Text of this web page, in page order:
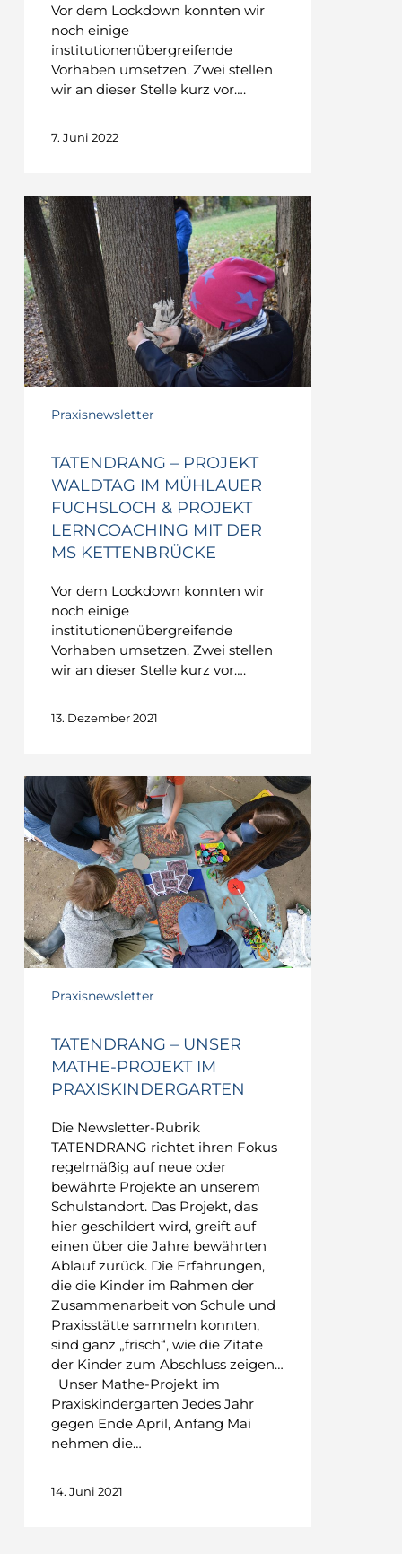
Vor dem Lockdown konnten wir
noch einige
institutionenübergreifende
Vorhaben umsetzen. Zwei stellen
wir an dieser Stelle kurz vor….
7. Juni 2022
TATENDRANG
–
Projekt
Waldtag
im
Mühlauer
Fuchsloch
&
Projekt
Lerncoaching
Kettenbrücke
Praxisnewsletter
TATENDRANG – PROJEKT
WALDTAG IM MÜHLAUER
FUCHSLOCH & PROJEKT
LERNCOACHING MIT DER
MS KETTENBRÜCKE
Vor dem Lockdown konnten wir
noch einige
institutionenübergreifende
Vorhaben umsetzen. Zwei stellen
wir an dieser Stelle kurz vor….
13. Dezember 2021
TATENDRANG
–
Unser
Mathe-
Projekt
im
Praxiskindergarten
Praxisnewsletter
TATENDRANG – UNSER
MATHE-PROJEKT IM
PRAXISKINDERGARTEN
Die Newsletter-Rubrik
TATENDRANG richtet ihren Fokus
regelmäßig auf neue oder
bewährte Projekte an unserem
Schulstandort. Das Projekt, das
hier geschildert wird, greift auf
einen über die Jahre bewährten
Ablauf zurück. Die Erfahrungen,
die die Kinder im Rahmen der
Zusammenarbeit von Schule und
Praxisstätte sammeln konnten,
sind ganz „frisch“, wie die Zitate
der Kinder zum Abschluss zeigen…
Unser Mathe-Projekt im
Praxiskindergarten Jedes Jahr
gegen Ende April, Anfang Mai
nehmen die…
14. Juni 2021